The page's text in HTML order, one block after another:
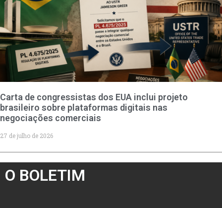
Carta de congressistas dos EUA inclui projeto
brasileiro sobre plataformas digitais nas
negociações comerciais
27 de julho de 2026
O BOLETIM